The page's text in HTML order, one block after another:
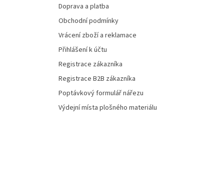
Doprava a platba
Obchodní podmínky
Vrácení zboží a reklamace
Přihlášení k účtu
Registrace zákazníka
Registrace B2B zákazníka
Poptávkový formulář nářezu
Výdejní místa plošného materiálu